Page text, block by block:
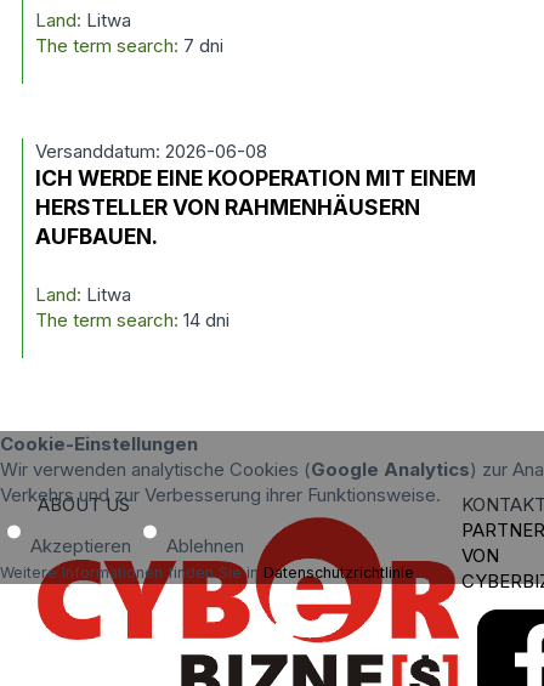
Land: Litwa
The term search: 7 dni
Versanddatum: 2026-06-08
ICH WERDE EINE KOOPERATION MIT EINEM
HERSTELLER VON RAHMENHÄUSERN
AUFBAUEN.
Land: Litwa
The term search: 14 dni
Cookie-Einstellungen
Wir verwenden analytische Cookies (Google Analytics) zur
Verkehrs und zur Verbesserung ihrer Funktionsweise.
Akzeptieren Ablehnen
Weitere Informationen finden Sie in Datenschutzrichtlinie.
ABOUT US
VON